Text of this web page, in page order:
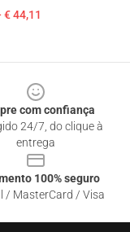
€ 44,11
com confiança
24/7, do clique à
entrega
100% seguro
/ MasterCard / Visa